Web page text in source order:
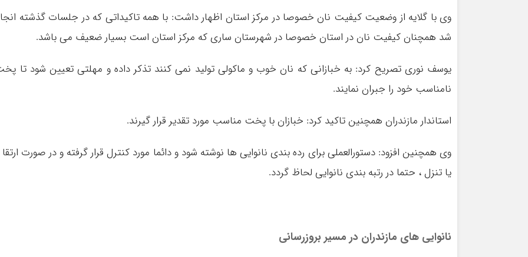
وی با گلایه از وضعیت کیفیت نان خصوصا در مرکز استان اظهار داشت: با همه تاکیداتی که در جلسات گذشته
شد همچنان کیفیت نان در استان خصوصا در شهرستان ساری که مرکز استان است بسیار ضعیف می باشد.
یوسف نوری تصریح کرد: به خبازانی که نان خوب و ماکولی تولید نمی کنند تذکر داده و مهلتی تعیین شود تا
نامناسب خود را جبران نمایند.
استاندار مازندران همچنین تاکید کرد: خبازان با پخت مناسب مورد تقدیر قرار گیرند.
وی همچنین افزود: دستورالعملی برای رده بندی نانوایی ها نوشته شود و دائما مورد کنترل قرار گرفته و در صورت
یا تنزل ، حتما در رتبه بندی نانوایی لحاظ گردد.
نانوایی های مازندران در مسیر بروزرسانی